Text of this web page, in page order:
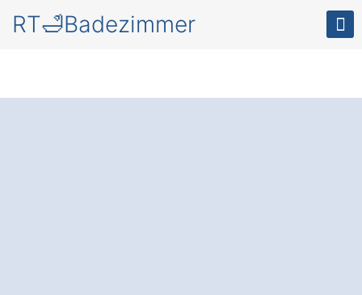
RT🛁Badezimmer